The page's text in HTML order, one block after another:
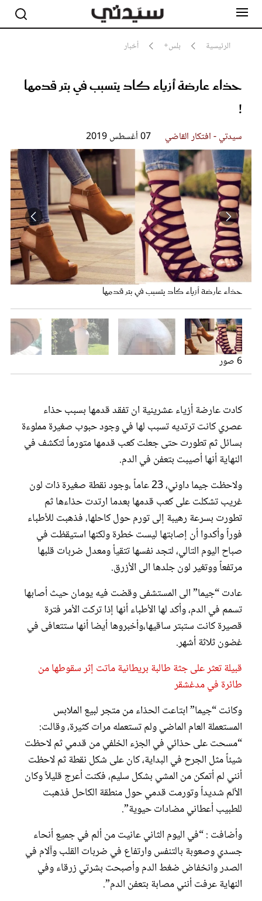
الرئيسية بلس+ أخبار
حذاء عارضة أزياء كاد يتسبب في بتر قدمها
!
سيدتي - افتكار القاضي 07 أغسطس 2019
حذاء عارضة أزياء كاد يتسبب في بتر قدمها
كيف تغيرت بشرتها
العارضة جيما.
حالة كعب قدمها بسبب الحذاء
تورم في كعبها ادى الى تعفن في الدم
العارضة جيما.
6 صور
كادت عارضة أزياء عشرينية ان تفقد قدمها بسبب حذاء
عصري كانت ترتديه تسبب لها في وجود حبوب صغيرة مملوءة
بسائل ثم تطورت حتى جعلت كعب قدمها متورماً لتكشف في
النهاية أنها أصيبت بتعفن في الدم.
ولاحظت جيما داوني، 23 عاماً ،وجود نقطة صغيرة ذات لون
غريب تشكلت على كعب قدمها بعدما ارتدت حذاءها ثم
تطورت بسرعة رهيبة إلى تورم حول كاحلها، فذهبت للأطباء
فوراً وأكدوا أن إصابتها ليست خطرة ولكنها استيقظت في
صباح اليوم التالي، لتجد نفسها تتقيأ ومعدل ضربات قلبها
مرتفعاً ووتغير لون جلدها الى الأزرق.
عادت “جيما” الى المستشفى وقضت فيه يومان حيث أصابها
تسمم في الدم، وأكد لها الأطباء أنها إذا تركت الأمر فترة
قصيرة كانت ستبتر ساقيها،وأخبروها أيضا أنها ستتعافى في
غضون ثلاثة أشهر.
قبيلة تعثر على جثة طالبة بريطانية ماتت إثر سقوطها من
طائرة في مدغشقر
وكانت “جيما” ابتاعت الحذاء من متجر لبيع الملابس
المستعملة العام الماضي ولم تستعمله مرات كثيرة، وقالت:
“مسحت على حذائي في الجزء الخلفي من قدمي ثم لاحظت
شيئاً مثل الجرح في البداية، كان على شكل نقطة ثم لاحظت
أنني لم أتمكن من المشي بشكل سليم، فكنت أعرج قليلاً وكان
الألم شديداً وتورمت قدمي حول منطقة الكاحل فذهبت
للطبيب أعطاني مضادات حيوية”.
وأضافت : “في اليوم الثاني عانيت من ألم في جميع أنحاء
جسدي وصعوبة بالتنفس وارتفاع في ضربات القلب وآلام في
الصدر وانخفاض ضغط الدم وأصبحت بشرتي زرقاء وفي
النهاية عرفت أنني مصابة بتعفن الدم”.
مشاهير
جمال
سيدتي وطفلك
لايف ستايل
بلس+
فيديو
مطبخ سيدتي
مقالات الرأي
ستايل
تقارير
عروس سيدتي
مجلة سيدتي
غلاف رفمي